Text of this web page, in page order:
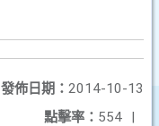
發佈日期： 2014-10-13
點擊率： 554 |